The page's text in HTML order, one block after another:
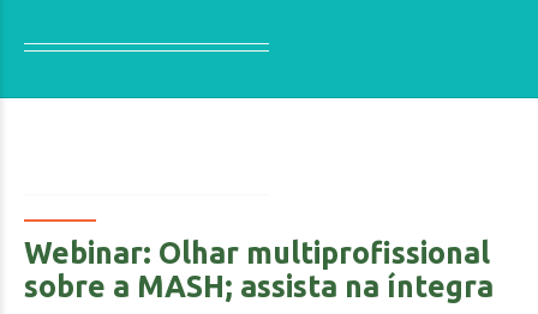
Webinar: Olhar multiprofissional
sobre a MASH; assista na íntegra